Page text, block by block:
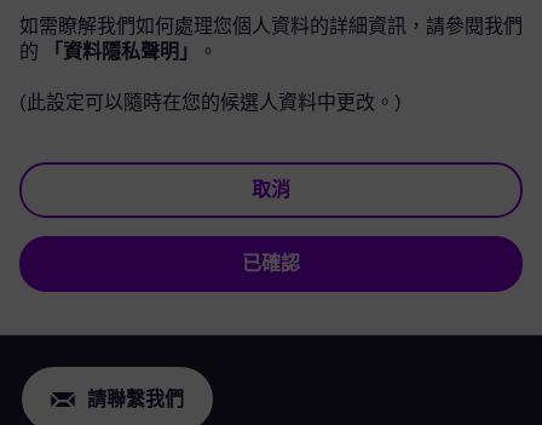
如需瞭解我們如何處理您個人資料的詳細資訊，請參閱我們
的
「資料隱私聲明」 。
(此設定可以隨時在您的候選人資料中更改。)
取消
已確認
請聯繫我們